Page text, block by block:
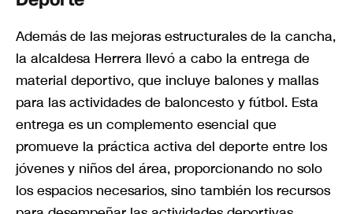
Además de las mejoras estructurales de la cancha,
la alcaldesa Herrera llevó a cabo la entrega de
material deportivo, que incluye balones y mallas
para las actividades de baloncesto y fútbol. Esta
entrega es un complemento esencial que
promueve la práctica activa del deporte entre los
jóvenes y niños del área, proporcionando no solo
los espacios necesarios, sino también los recursos